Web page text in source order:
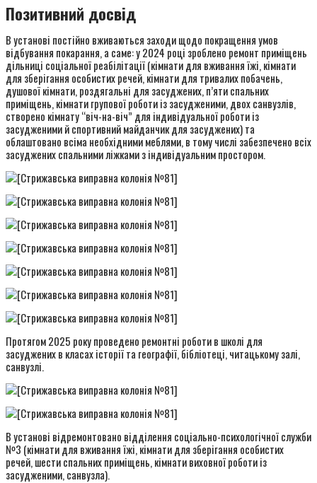
Позитивний досвід
В установі постійно вживаються заходи щодо покращення умов
відбування покарання, а саме: у 2024 році зроблено ремонт приміщень
дільниці соціальної реабілітації (кімнати для вживання їжі, кімнати
для зберігання особистих речей, кімнати для тривалих побачень,
душової кімнати, роздягальні для засуджених, п’яти спальних
приміщень, кімнати групової роботи із засудженими, двох санвузлів,
створено кімнату “віч-на-віч” для індивідуальної роботи із
засудженими й спортивний майданчик для засуджених) та
облаштовано всіма необхідними меблями, в тому числі забезпечено всіх
засуджених спальними ліжками з індивідуальним простором.
Протягом 2025 року проведено ремонтні роботи в школі для
засуджених в класах історії та географії, бібліотеці, читацькому залі,
санвузлі.
В установі відремонтовано відділення соціально-психологічної служби
№3 (кімнати для вживання їжі, кімнати для зберігання особистих
речей, шести спальних приміщень, кімнати виховної роботи із
засудженими, санвузла).